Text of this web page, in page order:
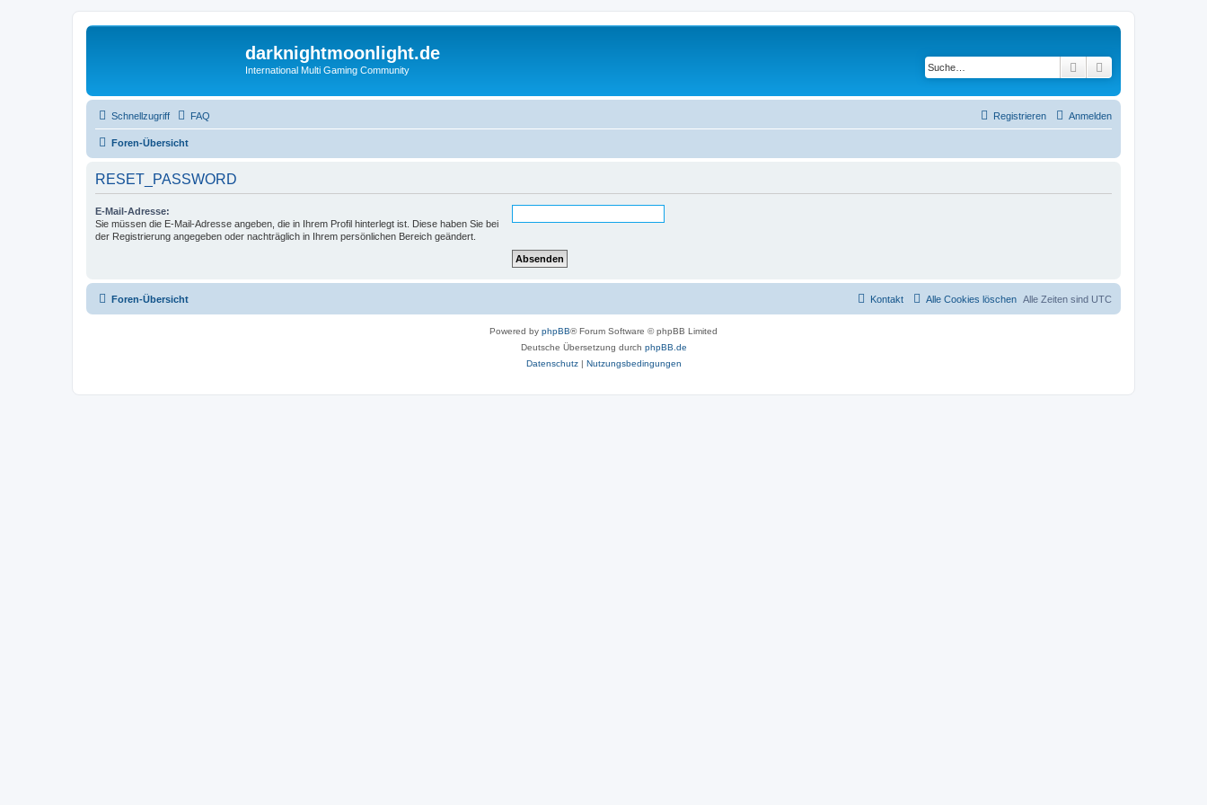
darknightmoonlight.de
International Multi Gaming Community Suche
Schnellzugriff FAQ Anmelden
Registrieren
Foren-Übersicht
RESET_PASSWORD
E-Mail-Adresse:
Sie müssen die E-Mail-Adresse angeben, die in Ihrem Profil hinterlegt ist. Diese haben Sie bei
der Registrierung angegeben oder nachträglich in Ihrem persönlichen Bereich geändert.
Foren-Übersicht Alle Zeiten sind UTC
Alle Cookies löschen
Kontakt
Powered by phpBB® Forum Software © phpBB Limited
Deutsche Übersetzung durch phpBB.de
Datenschutz| Nutzungsbedingungen